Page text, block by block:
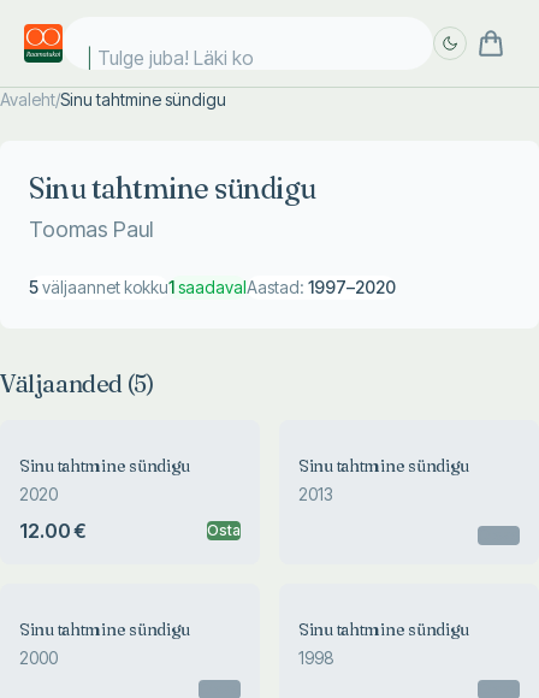
Tulge juba! Läki koo
Avaleht/Sinu tahtmine sündigu
Sinu tahtmine sündigu
Toomas Paul
5väljaannet kokku1saadavalAastad: 1997–2020
Väljaanded (5)
Sinu tahtmine sündigu
2020
12.00 € Osta
Sinu tahtmine sündigu
2013
Sinu tahtmine sündigu
2000
Sinu tahtmine sündigu
1998